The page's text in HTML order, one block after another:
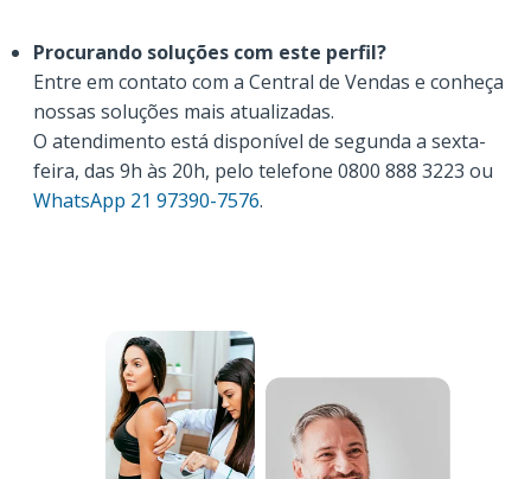
Procurando soluções com este perfil?
Entre em contato com a Central de Vendas e conheça
nossas soluções mais atualizadas.
O atendimento está disponível de segunda a sexta-
feira, das 9h às 20h, pelo telefone 0800 888 3223 ou
WhatsApp 21 97390-7576.